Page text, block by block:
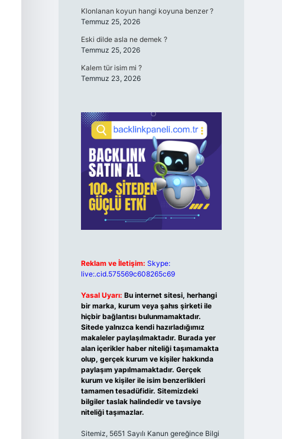
Klonlanan koyun hangi koyuna benzer ?
Temmuz 25, 2026
Eski dilde asla ne demek ?
Temmuz 25, 2026
Kalem tür isim mi ?
Temmuz 23, 2026
Reklam ve İletişim: Skype:
live:.cid.575569c608265c69
Yasal Uyarı: Bu internet sitesi, herhangi
bir marka, kurum veya şahıs şirketi ile
hiçbir bağlantısı bulunmamaktadır.
Sitede yalnızca kendi hazırladığımız
makaleler paylaşılmaktadır. Burada yer
alan içerikler haber niteliği taşımamakta
olup, gerçek kurum ve kişiler hakkında
paylaşım yapılmamaktadır. Gerçek
kurum ve kişiler ile isim benzerlikleri
tamamen tesadüfidir. Sitemizdeki
bilgiler taslak halindedir ve tavsiye
niteliği taşımazlar.
Sitemiz, 5651 Sayılı Kanun gereğince Bilgi